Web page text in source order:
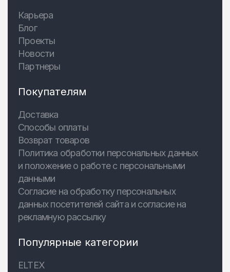
Карьера
Блог
Проекты
Новости
Партнеры
Покупателям
Доставка
Способы оплаты
Возврат товаров
Политика обработки персональных данных
и положение о работе с персональными
данными
Согласие на обработку персональных
данных посетителей сайта и согласие на
рекламную рассылку
Популярные категории
ELTEX